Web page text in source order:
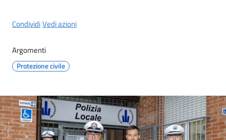
gli
argomenti
CondividiVedi azioni
Argomenti
Protezione civile